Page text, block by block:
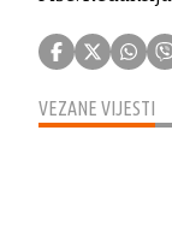
VEZANE VIJESTI